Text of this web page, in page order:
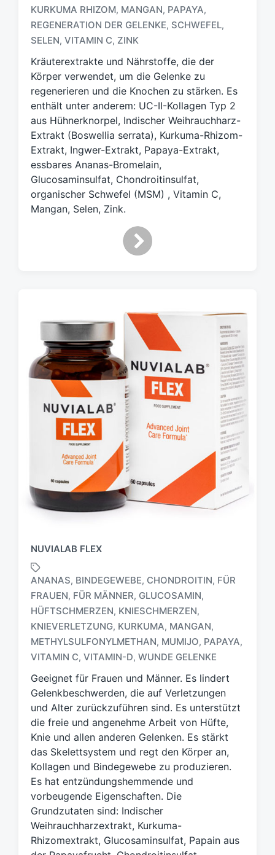
c
h
l
g
w
ö
r
t
e
r
KURKUMA RHIZOM, MANGAN, PAPAYA,
REGENERATION DER GELENKE, SCHWEFEL,
SELEN, VITAMIN C, ZINK
Kräuterextrakte und Nährstoffe, die der
Körper verwendet, um die Gelenke zu
regenerieren und die Knochen zu stärken. Es
enthält unter anderem: UC-II-Kollagen Typ 2
aus Hühnerknorpel, Indischer Weihrauchharz-
Extrakt (Boswellia serrata), Kurkuma-Rhizom-
Extrakt, Ingwer-Extrakt, Papaya-Extrakt,
essbares Ananas-Bromelain,
Glucosaminsulfat, Chondroitinsulfat,
organischer Schwefel (MSM) , Vitamin C,
Mangan, Selen, Zink.
NUVIALAB FLEX
c
h
l
g
w
ö
r
t
e
r
ANANAS, BINDEGEWEBE, CHONDROITIN, FÜR
FRAUEN, FÜR MÄNNER, GLUCOSAMIN,
HÜFTSCHMERZEN, KNIESCHMERZEN,
KNIEVERLETZUNG, KURKUMA, MANGAN,
METHYLSULFONYLMETHAN, MUMIJO, PAPAYA,
VITAMIN C, VITAMIN-D, WUNDE GELENKE
Geeignet für Frauen und Männer. Es lindert
Gelenkbeschwerden, die auf Verletzungen
und Alter zurückzuführen sind. Es unterstützt
die freie und angenehme Arbeit von Hüfte,
Knie und allen anderen Gelenken. Es stärkt
das Skelettsystem und regt den Körper an,
Kollagen und Bindegewebe zu produzieren.
Es hat entzündungshemmende und
vorbeugende Eigenschaften. Die
Grundzutaten sind: Indischer
Weihrauchharzextrakt, Kurkuma-
Rhizomextrakt, Glucosaminsulfat, Papain aus